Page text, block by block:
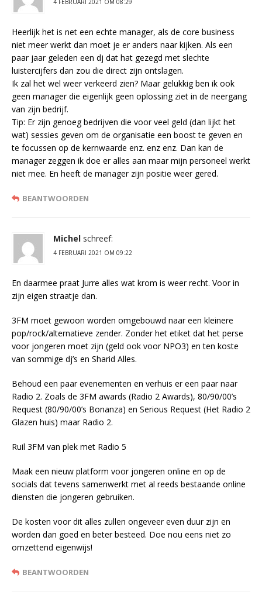
4 FEBRUARI 2021 OM 08:29
Heerlijk het is net een echte manager, als de core business
niet meer werkt dan moet je er anders naar kijken. Als een
paar jaar geleden een dj dat hat gezegd met slechte
luistercijfers dan zou die direct zijn ontslagen.
Ik zal het wel weer verkeerd zien? Maar gelukkig ben ik ook
geen manager die eigenlijk geen oplossing ziet in de neergang
van zijn bedrijf.
Tip: Er zijn genoeg bedrijven die voor veel geld (dan lijkt het
wat) sessies geven om de organisatie een boost te geven en
te focussen op de kernwaarde enz. enz enz. Dan kan de
manager zeggen ik doe er alles aan maar mijn personeel werkt
niet mee. En heeft de manager zijn positie weer gered.
BEANTWOORDEN
Michel schreef:
4 FEBRUARI 2021 OM 09:22
En daarmee praat Jurre alles wat krom is weer recht. Voor in
zijn eigen straatje dan.
3FM moet gewoon worden omgebouwd naar een kleinere
pop/rock/alternatieve zender. Zonder het etiket dat het perse
voor jongeren moet zijn (geld ook voor NPO3) en ten koste
van sommige dj’s en Sharid Alles.
Behoud een paar evenementen en verhuis er een paar naar
Radio 2. Zoals de 3FM awards (Radio 2 Awards), 80/90/00’s
Request (80/90/00’s Bonanza) en Serious Request (Het Radio 2
Glazen huis) maar Radio 2.
Ruil 3FM van plek met Radio 5
Maak een nieuw platform voor jongeren online en op de
socials dat tevens samenwerkt met al reeds bestaande online
diensten die jongeren gebruiken.
De kosten voor dit alles zullen ongeveer even duur zijn en
worden dan goed en beter besteed. Doe nou eens niet zo
omzettend eigenwijs!
BEANTWOORDEN